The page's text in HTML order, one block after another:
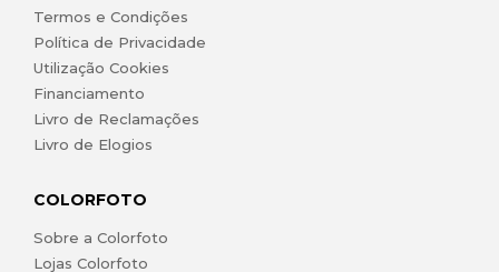
Termos e Condições
Política de Privacidade
Utilização Cookies
Financiamento
Livro de Reclamações
Livro de Elogios
COLORFOTO
Sobre a Colorfoto
Lojas Colorfoto